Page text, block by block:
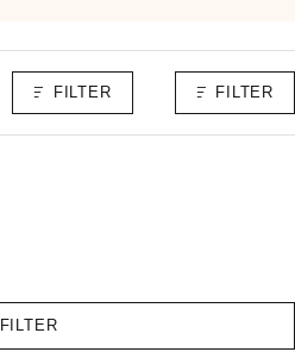
FILTER FILTER
FILTER